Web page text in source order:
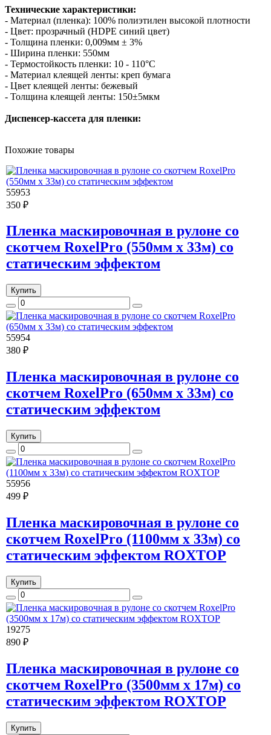
Технические характеристики:
- Материал (пленка): 100% полиэтилен высокой плотности
- Цвет: прозрачный (HDPE синий цвет)
- Толщина пленки: 0,009мм ± 3%
- Ширина пленки: 550мм
- Термостойкость пленки: 10 - 110°С
- Материал клеящей ленты: креп бумага
- Цвет клеящей ленты: бежевый
- Толщина клеящей ленты: 150±5мкм
Диспенсер-кассета для пленки:
Похожие товары
55953
350 ₽
Пленка маскировочная в рулоне со
скотчем RoxelPro (550мм х 33м) со
статическим эффектом
Купить
55954
380 ₽
Пленка маскировочная в рулоне со
скотчем RoxelPro (650мм х 33м) со
статическим эффектом
Купить
55956
499 ₽
Пленка маскировочная в рулоне со
скотчем RoxelPro (1100мм х 33м) со
статическим эффектом ROXTOP
Купить
19275
890 ₽
Пленка маскировочная в рулоне со
скотчем RoxelPro (3500мм х 17м) со
статическим эффектом ROXTOP
Купить